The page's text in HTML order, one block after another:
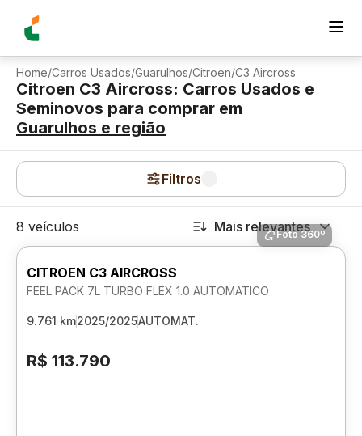
Home/Carros Usados/Guarulhos/Citroen/C3 Aircross
Citroen C3 Aircross: Carros Usados e
Seminovos para comprar em
Guarulhos e região
Filtros
8 veículos Mais relevantes
Foto 360º
CITROEN C3 AIRCROSS
FEEL PACK 7L TURBO FLEX 1.0 AUTOMATICO
9.761 km2025/2025AUTOMAT.
R$ 113.790